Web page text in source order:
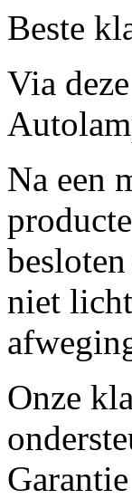
Beste
Via
Na een
niet
Onze